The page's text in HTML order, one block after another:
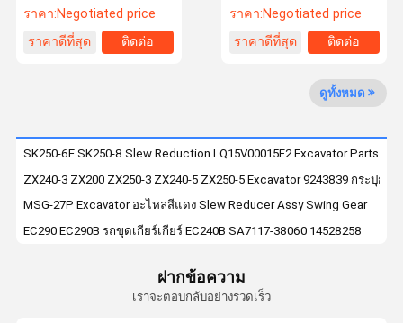
กรณี บล็อก ขอทุน VR
Travel Motor Assy
มอเตอร์สวิงของรถขุด
กล่องเกียร์เดินทาง
00243 208-27-00312
ราคา:Negotiated price
ราคาดีที่สุด
ติดต่อ
ราคา:Negotiated price
ราคาดีที่สุด
ติดต่อ
ดูทั้งหมด
SK250-6E SK250-8 Slew Reduction LQ15V00015F2 Excavator Parts
ZX240-3 ZX200 ZX250-3 ZX240-5 ZX250-5 Excavator 9243839 กระปุกเ
MSG-27P Excavator อะไหล่สีแดง Slew Reducer Assy Swing Gear
EC290 EC290B รถขุดเกียร์เกียร์ EC240B SA7117-38060 14528258
203-27-00070 GM17VL กล่องเกียร์สำหรับการเดินทาง PC120-5 PC100-5
ฝากข้อความ
เราจะตอบกลับอย่างรวดเร็ว